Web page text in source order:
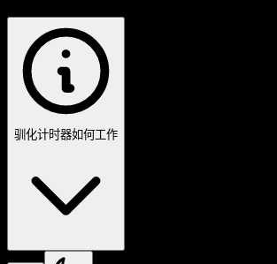
驯化计时器如何工作